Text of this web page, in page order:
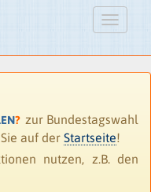
? zur Bundestagswahl
auf der Startseite!
nutzen, z.B. den